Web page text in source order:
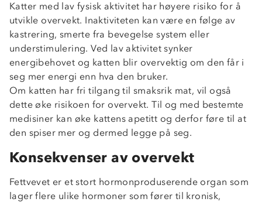
Katter med lav fysisk aktivitet har høyere risiko for å
utvikle overvekt. Inaktiviteten kan være en følge av
kastrering, smerte fra bevegelse system eller
understimulering. Ved lav aktivitet synker
energibehovet og katten blir overvektig om den får i
seg mer energi enn hva den bruker.
Om katten har fri tilgang til smaksrik mat, vil også
dette øke risikoen for overvekt. Til og med bestemte
medisiner kan øke kattens apetitt og derfor føre til at
den spiser mer og dermed legge på seg.
Konsekvenser av overvekt
Fettvevet er et stort hormonproduserende organ som
lager flere ulike hormoner som fører til kronisk,